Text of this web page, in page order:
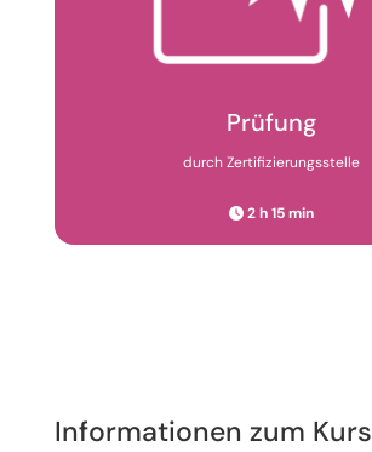
Prüfung
durch Zertifizierungs­stelle
2 h 15 min
Informationen zum Kurs